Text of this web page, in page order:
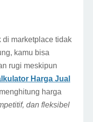
di marketplace tidak
kamu bisa
rugi meskipun
Harga Jual
harga
dan fleksibel